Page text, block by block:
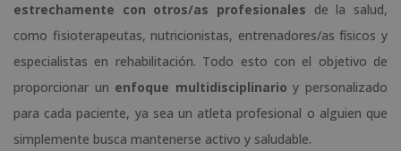
estrechamente con otros/as profesionales de la salud,
como fisioterapeutas, nutricionistas, entrenadores/as físicos y
especialistas en rehabilitación. Todo esto con el objetivo de
proporcionar un enfoque multidisciplinario y personalizado
para cada paciente, ya sea un atleta profesional o alguien que
simplemente busca mantenerse activo y saludable.